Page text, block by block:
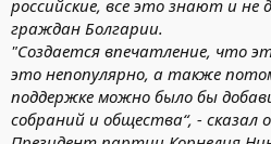
российские, все это знают и
граждан Болгарии.
"Создается впечатление, что
это непопулярно, а также
поддержке можно было бы
собраний и общества“, - сказал